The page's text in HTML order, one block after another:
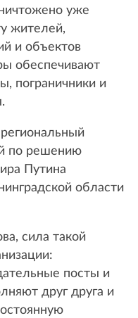
уже
жителей,
и объектов
обеспечивают
пограничники и
по решению
Путина
области
сила такой
посты и
друг друга и